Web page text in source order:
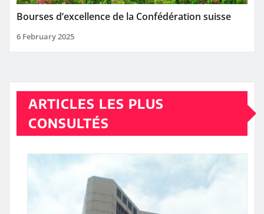
Bourses d’excellence de la Confédération suisse
6 February 2025
ARTICLES LES PLUS
CONSULTÉS